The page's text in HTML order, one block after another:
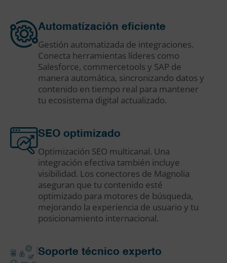
Automatización eficiente
Gestión automatizada de integraciones.
Conecta herramientas líderes como
Salesforce, commercetools y SAP de
manera automática, sincronizando datos y
contenido en tiempo real para mantener
tu ecosistema digital actualizado.
SEO optimizado
Optimización SEO multicanal. Una
integración efectiva también incluye
visibilidad. Los conectores de Magnolia
aseguran que tu contenido esté
optimizado para motores de búsqueda,
mejorando la experiencia de usuario y tu
posicionamiento internacional.
Soporte técnico experto